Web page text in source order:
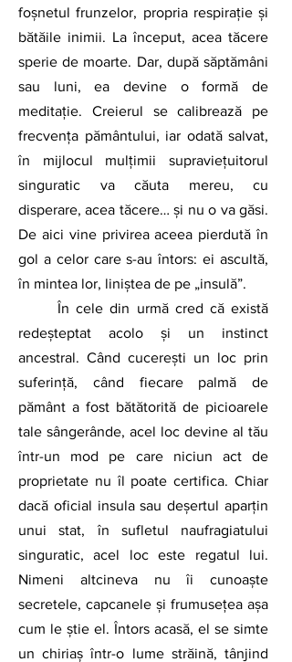
foșnetul frunzelor, propria respirație și
bătăile inimii. La început, acea tăcere
sperie de moarte. Dar, după săptămâni
sau luni, ea devine o formă de
meditație. Creierul se calibrează pe
frecvența pământului, iar odată salvat,
în mijlocul mulțimii supraviețuitorul
singuratic va căuta mereu, cu
disperare, acea tăcere… și nu o va găsi.
De aici vine privirea aceea pierdută în
gol a celor care s-au întors: ei ascultă,
în mintea lor, liniștea de pe „insulă”.
	În cele din urmă cred că există
redeşteptat acolo şi un instinct
ancestral. Când cucerești un loc prin
suferință, când fiecare palmă de
pământ a fost bătătorită de picioarele
tale sângerânde, acel loc devine al tău
într-un mod pe care niciun act de
proprietate nu îl poate certifica. Chiar
dacă oficial insula sau deșertul aparțin
unui stat, în sufletul naufragiatului
singuratic, acel loc este regatul lui.
Nimeni altcineva nu îi cunoaște
secretele, capcanele și frumusețea așa
cum le știe el. Întors acasă, el se simte
un chiriaș într-o lume străină, tânjind